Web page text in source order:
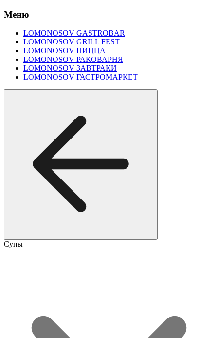
Меню
LOMONOSOV GASTROBAR
LOMONOSOV GRILL FEST
LOMONOSOV ПИЦЦА
LOMONOSOV РАКОВАРНЯ
LOMONOSOV ЗАВТРАКИ
LOMONOSOV ГАСТРОМАРКЕТ
Супы